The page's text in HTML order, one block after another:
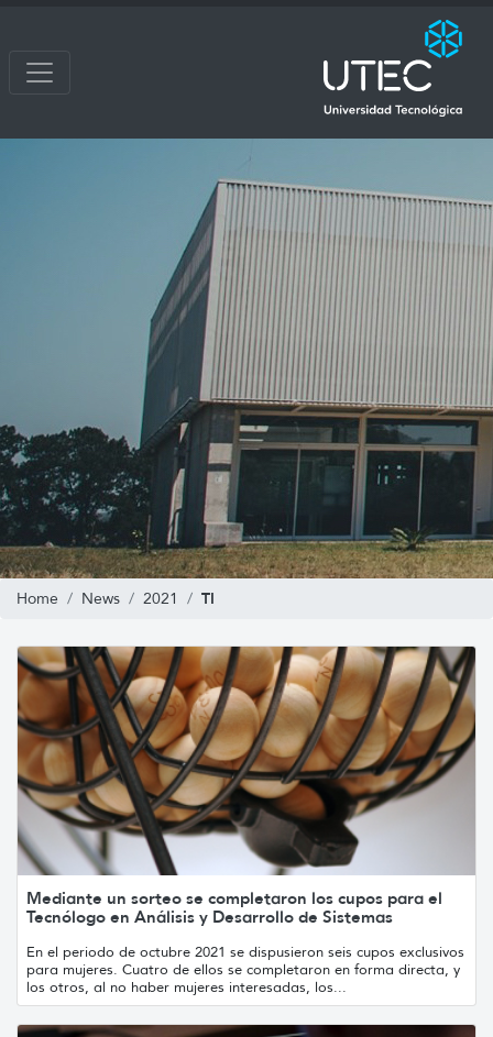
Home News 2021 TI
Mediante un sorteo se completaron los cupos para el
Tecnólogo en Análisis y Desarrollo de Sistemas
En el periodo de octubre 2021 se dispusieron seis cupos exclusivos
para mujeres. Cuatro de ellos se completaron en forma directa, y
los otros, al no haber mujeres interesadas, los...